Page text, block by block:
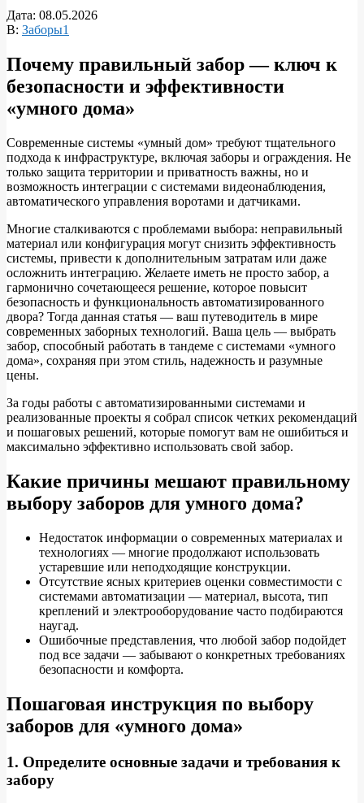
Дата: 08.05.2026
В: Заборы1
Почему правильный забор — ключ к
безопасности и эффективности
«умного дома»
Современные системы «умный дом» требуют тщательного
подхода к инфраструктуре, включая заборы и ограждения. Не
только защита территории и приватность важны, но и
возможность интеграции с системами видеонаблюдения,
автоматического управления воротами и датчиками.
Многие сталкиваются с проблемами выбора: неправильный
материал или конфигурация могут снизить эффективность
системы, привести к дополнительным затратам или даже
осложнить интеграцию. Желаете иметь не просто забор, а
гармонично сочетающееся решение, которое повысит
безопасность и функциональность автоматизированного
двора? Тогда данная статья — ваш путеводитель в мире
современных заборных технологий. Ваша цель — выбрать
забор, способный работать в тандеме с системами «умного
дома», сохраняя при этом стиль, надежность и разумные
цены.
За годы работы с автоматизированными системами и
реализованные проекты я собрал список четких рекомендаций
и пошаговых решений, которые помогут вам не ошибиться и
максимально эффективно использовать свой забор.
Какие причины мешают правильному
выбору заборов для умного дома?
Недостаток информации о современных материалах и
технологиях — многие продолжают использовать
устаревшие или неподходящие конструкции.
Отсутствие ясных критериев оценки совместимости с
системами автоматизации — материал, высота, тип
креплений и электрооборудование часто подбираются
наугад.
Ошибочные представления, что любой забор подойдет
под все задачи — забывают о конкретных требованиях
безопасности и комфорта.
Пошаговая инструкция по выбору
заборов для «умного дома»
1. Определите основные задачи и требования к
забору